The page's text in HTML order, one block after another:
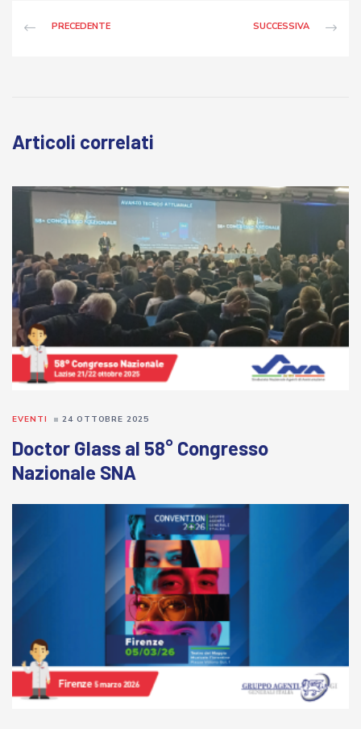
PRECEDENTE SUCCESSIVA
Articoli correlati
Doctor Glass al 58° Congresso
Nazionale SNA
EVENTI 24 OTTOBRE 2025